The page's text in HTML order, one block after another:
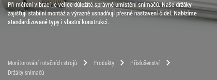
Při měření vibrací je velice důležité správné umístění snímačů. Naše držáky
zajišťují stabilní montáž a výrazně usnadňují přesné nastavení čidel. Nabízíme
standardizované typy i vlastní konstrukci.
Monitorování rotačních strojů chevron_right Produkty chevron_right Příslušenství chevron_right
Držáky snímačů